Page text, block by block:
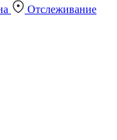
Отслеживание